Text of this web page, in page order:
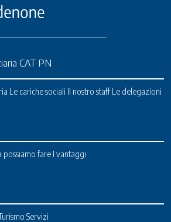
Le cariche sociali Il nostro staff Le delegazioni
possiamo fare I vantaggi
Servizi